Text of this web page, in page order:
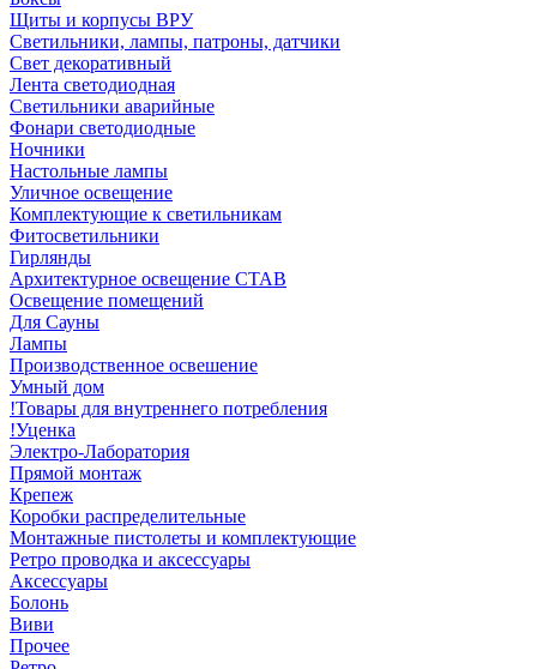
Щиты и корпусы ВРУ
Светильники, лампы, патроны, датчики
Свет декоративный
Лента светодиодная
Светильники аварийные
Фонари светодиодные
Ночники
Настольные лампы
Уличное освещение
Комплектующие к светильникам
Фитосветильники
Гирлянды
Архитектурное освещение СТАВ
Освещение помещений
Для Сауны
Лампы
Производственное освешение
Умный дом
!Товары для внутреннего потребления
!Уценка
Электро-Лаборатория
Прямой монтаж
Крепеж
Коробки распределительные
Монтажные пистолеты и комплектующие
Ретро проводка и аксессуары
Аксессуары
Болонь
Виви
Прочее